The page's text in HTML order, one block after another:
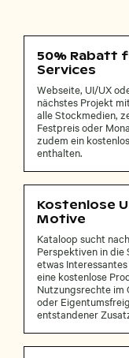
50% Rabatt
Services
Webseite, UI/UX
nächstes Projekt
alle Stockmedien,
Festpreis oder
zudem ein
enthalten.
Kostenlose
Motive
Kataloop sucht
Perspektiven in die
etwas
eine kostenlose
Nutzungsrechte im
oder
entstandener